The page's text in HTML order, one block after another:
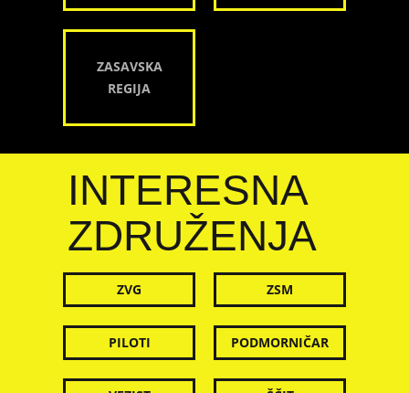
ZASAVSKA
REGIJA
INTERESNA
ZDRUŽENJA
ZVG ZSM
PILOTI PODMORNIČAR